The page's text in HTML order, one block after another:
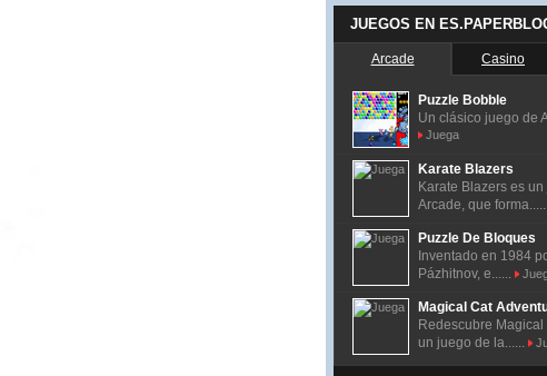
JUEGOS EN
Arcade Casino
Puzzle Bobble
Un clásico juego de
Juega
Karate Blazers
Karate Blazers es
Arcade, que
Puzzle De Bloques
Inventado en 1984
Pázhitnov, e......
Magical Cat
Redescubre Magical
un juego de la......